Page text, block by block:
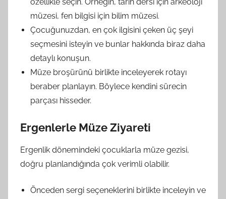
müzesi, fen bilgisi için bilim müzesi.
Çocuğunuzdan, en çok ilgisini çeken üç şeyi
seçmesini isteyin ve bunlar hakkında biraz daha
detaylı konuşun.
Müze broşürünü birlikte inceleyerek rotayı
beraber planlayın. Böylece kendini sürecin
parçası hisseder.
Ergenlerle Müze Ziyareti
Ergenlik dönemindeki çocuklarla müze gezisi,
doğru planlandığında çok verimli olabilir.
Önceden sergi seçeneklerini birlikte inceleyin ve